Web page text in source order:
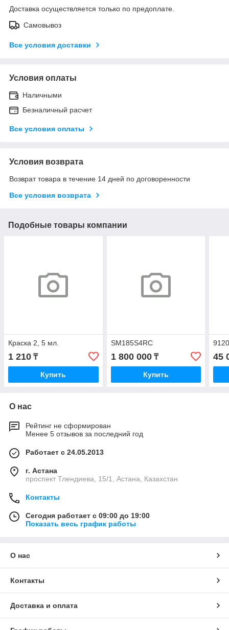
Доставка осуществляется только по предоплате.
Самовывоз
Все условия доставки
Условия оплаты
Наличными
Безналичный расчет
Все условия оплаты
Условия возврата
Возврат товара в течение 14 дней по договоренности
Все условия возврата
Подобные товары компании
Краска 2, 5 мл.
1 210 ₸
Купить
SM185S4RC
1 800 000₸
Купить
45
О нас
Рейтинг не сформирован
Менее 5 отзывов за последний год
Работает с 24.05.2013
г. Астана
проспект Тлендиева, 15/1, Астана, Казахстан
Контакты
Сегодня работает с 09:00 до 19:00
Показать весь график работы
О нас
Контакты
Доставка и оплата